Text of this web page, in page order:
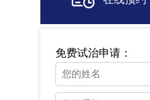
免费试治申请：